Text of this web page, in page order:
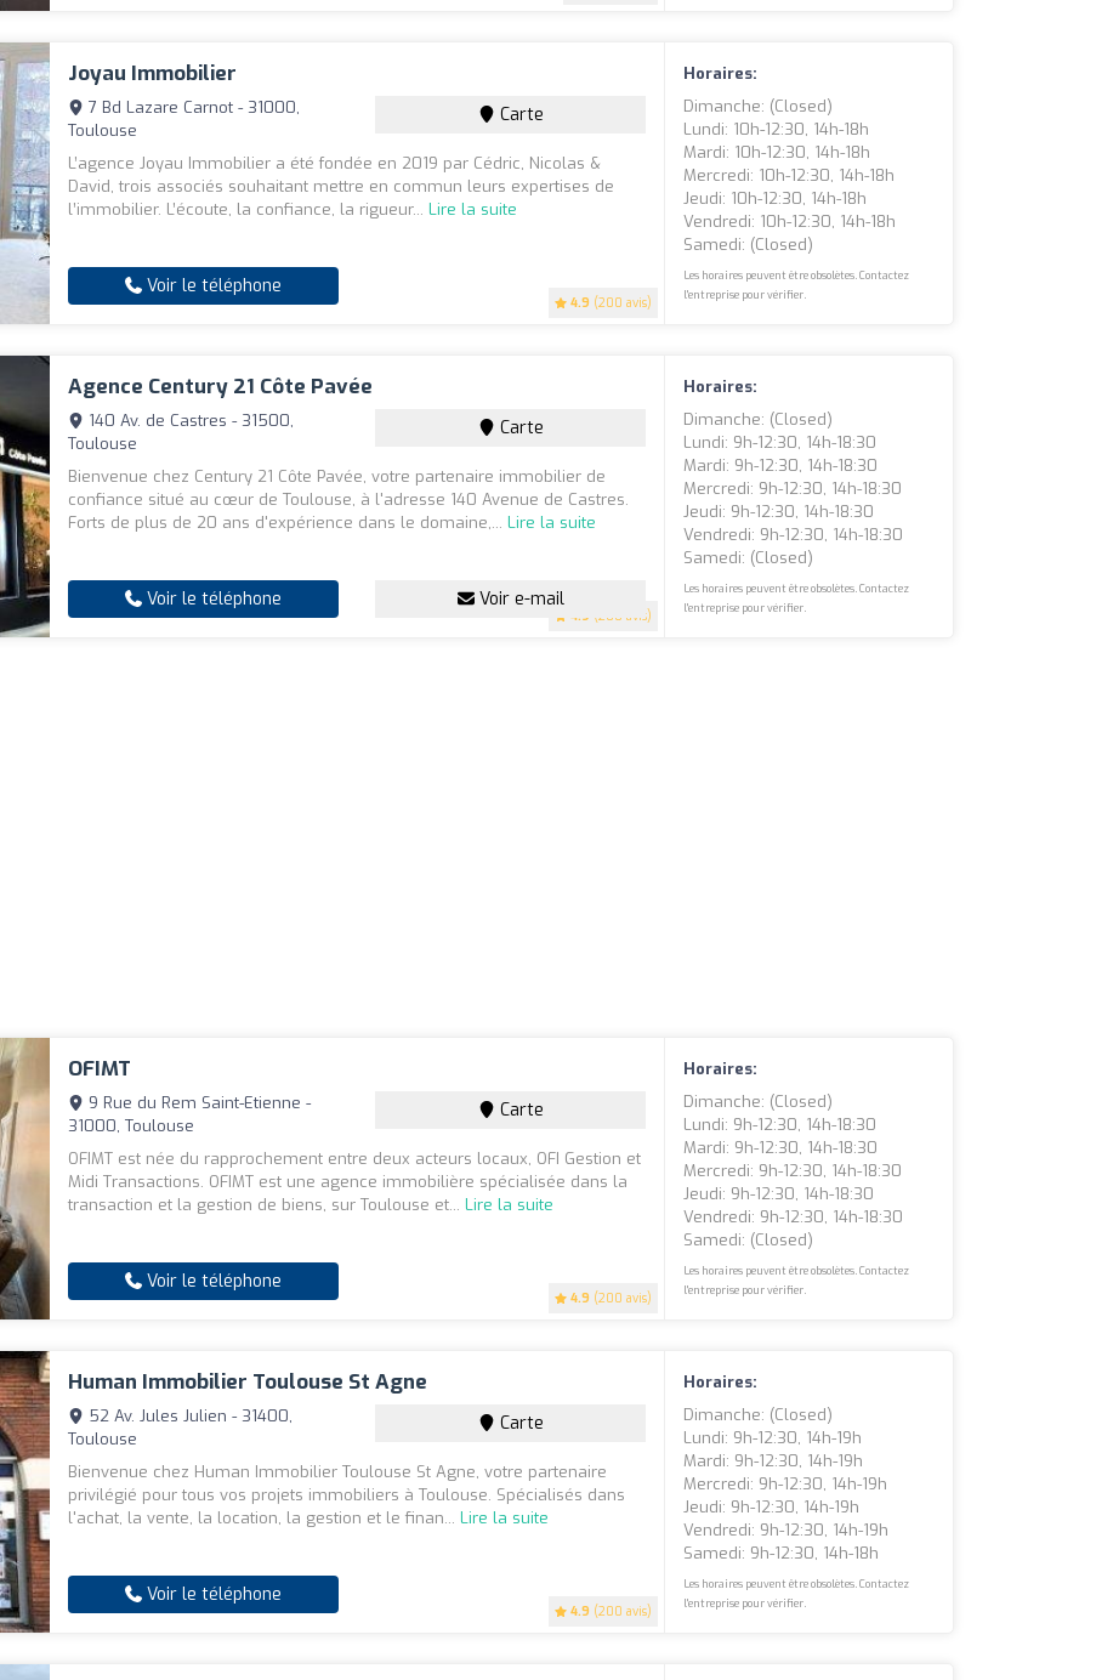
Joyau Immobilier
4.9 (200 avis)
7 Bd Lazare Carnot - 31000,
Toulouse
Carte
L’agence Joyau Immobilier a été fondée en 2019 par Cédric, Nicolas &
David, trois associés souhaitant mettre en commun leurs expertises de
l’immobilier. L’écoute, la confiance, la rigueur...Lire la suite
Voir le téléphone
Horaires:
Dimanche: (closed)
Lundi: 10h-12:30, 14h-18h
Mardi: 10h-12:30, 14h-18h
Mercredi: 10h-12:30, 14h-18h
Jeudi: 10h-12:30, 14h-18h
Vendredi: 10h-12:30, 14h-18h
Samedi: (closed)
Les horaires peuvent être obsolètes. Contactez
l'entreprise pour vérifier.
Agence Century 21 Côte Pavée
4.9 (200 avis)
140 Av. de Castres - 31500,
Toulouse
Carte
Bienvenue chez Century 21 Côte Pavée, votre partenaire immobilier de
confiance situé au cœur de Toulouse, à l'adresse 140 Avenue de Castres.
Forts de plus de 20 ans d'expérience dans le domaine,...Lire la suite
Voir le téléphone Voir e-mail
Horaires:
Dimanche: (closed)
Lundi: 9h-12:30, 14h-18:30
Mardi: 9h-12:30, 14h-18:30
Mercredi: 9h-12:30, 14h-18:30
Jeudi: 9h-12:30, 14h-18:30
Vendredi: 9h-12:30, 14h-18:30
Samedi: (closed)
Les horaires peuvent être obsolètes. Contactez
l'entreprise pour vérifier.
OFIMT
4.9 (200 avis)
9 Rue du Rem Saint-Etienne -
31000, Toulouse
Carte
OFIMT est née du rapprochement entre deux acteurs locaux, OFI Gestion et
Midi Transactions. OFIMT est une agence immobilière spécialisée dans la
transaction et la gestion de biens, sur Toulouse et...Lire la suite
Voir le téléphone
Horaires:
Dimanche: (closed)
Lundi: 9h-12:30, 14h-18:30
Mardi: 9h-12:30, 14h-18:30
Mercredi: 9h-12:30, 14h-18:30
Jeudi: 9h-12:30, 14h-18:30
Vendredi: 9h-12:30, 14h-18:30
Samedi: (closed)
Les horaires peuvent être obsolètes. Contactez
l'entreprise pour vérifier.
Human Immobilier Toulouse St Agne
4.9 (200 avis)
52 Av. Jules Julien - 31400,
Toulouse
Carte
Bienvenue chez Human Immobilier Toulouse St Agne, votre partenaire
privilégié pour tous vos projets immobiliers à Toulouse. Spécialisés dans
l'achat, la vente, la location, la gestion et le finan...Lire la suite
Voir le téléphone
Horaires:
Dimanche: (closed)
Lundi: 9h-12:30, 14h-19h
Mardi: 9h-12:30, 14h-19h
Mercredi: 9h-12:30, 14h-19h
Jeudi: 9h-12:30, 14h-19h
Vendredi: 9h-12:30, 14h-19h
Samedi: 9h-12:30, 14h-18h
Les horaires peuvent être obsolètes. Contactez
l'entreprise pour vérifier.